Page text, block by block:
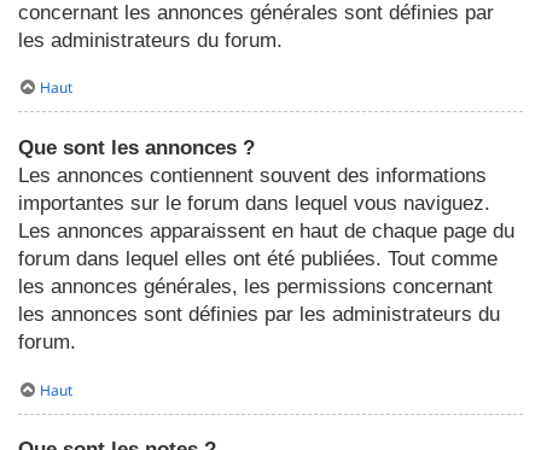
concernant les annonces générales sont définies par
les administrateurs du forum.
Haut
Que sont les annonces ?
Les annonces contiennent souvent des informations
importantes sur le forum dans lequel vous naviguez.
Les annonces apparaissent en haut de chaque page du
forum dans lequel elles ont été publiées. Tout comme
les annonces générales, les permissions concernant
les annonces sont définies par les administrateurs du
forum.
Haut